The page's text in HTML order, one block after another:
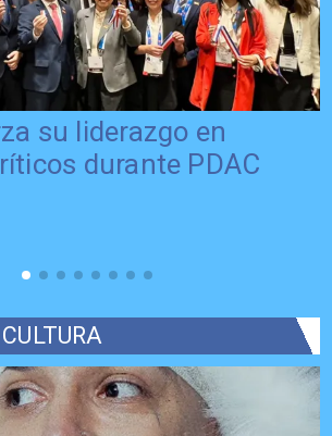
su liderazgo en
durante PDAC